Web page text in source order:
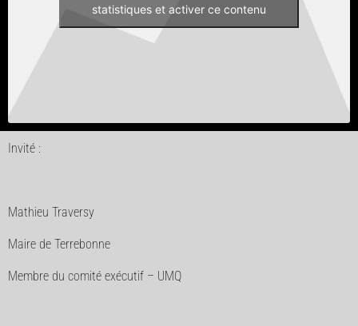
statistiques et activer ce contenu
Invité :
Mathieu Traversy
Maire de Terrebonne
Membre du comité exécutif – UMQ